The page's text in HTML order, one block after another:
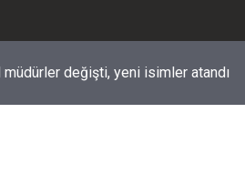
değişti, yeni isimler atandı